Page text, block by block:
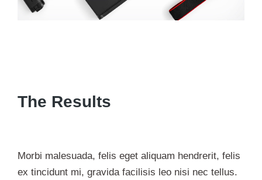
The Results
Morbi malesuada, felis eget aliquam hendrerit, felis
ex tincidunt mi, gravida facilisis leo nisi nec tellus.